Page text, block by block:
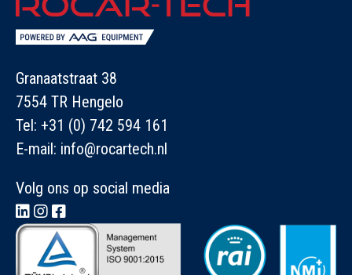
Granaatstraat 38
7554 TR Hengelo
Tel: +31 (0) 742 594 161
E-mail: info@rocartech.nl
Volg ons op social media